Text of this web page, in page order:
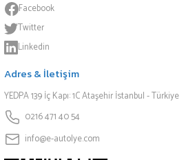
Facebook
Twitter
Linkedin
Adres & İletişim
YEDPA 139 İç Kapı: 1C Ataşehir İstanbul - Türkiye
0216 471 40 54
info@e-autolye.com